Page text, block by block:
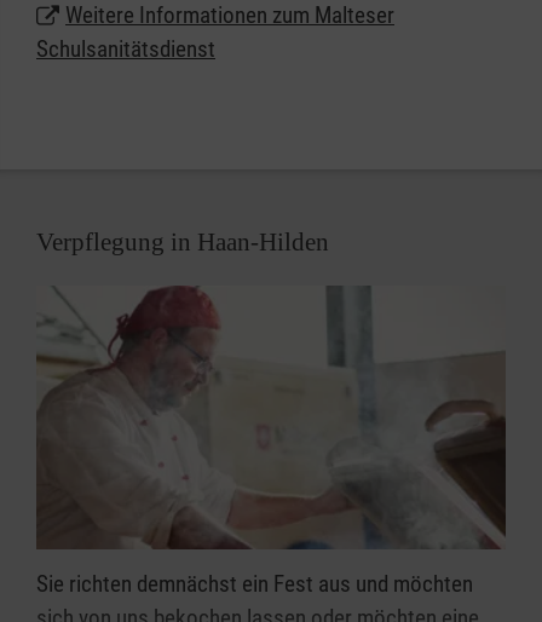
und vielleicht sogar Leben retten.
Weitere Informationen zum Malteser
Schulsanitätsdienst
Verpflegung in Haan-Hilden
Sie richten demnächst ein Fest aus und möchten